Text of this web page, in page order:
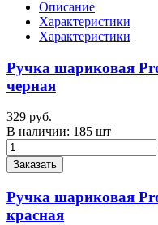
Описание
Характеристики
Характеристики
Ручка шариковая
черная
329 руб.
В наличии: 185 шт
Заказать
Ручка шариковая
красная